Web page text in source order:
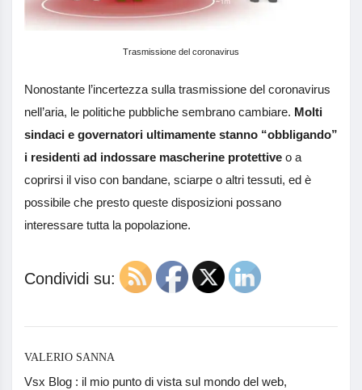
Trasmissione del coronavirus
Nonostante l’incertezza sulla trasmissione del coronavirus
nell’aria, le politiche pubbliche sembrano cambiare. Molti
sindaci e governatori ultimamente stanno “obbligando”
i residenti ad indossare mascherine protettive o a
coprirsi il viso con bandane, sciarpe o altri tessuti, ed è
possibile che presto queste disposizioni possano
interessare tutta la popolazione.
Condividi su:
VALERIO SANNA
Vsx Blog : il mio punto di vista sul mondo del web,